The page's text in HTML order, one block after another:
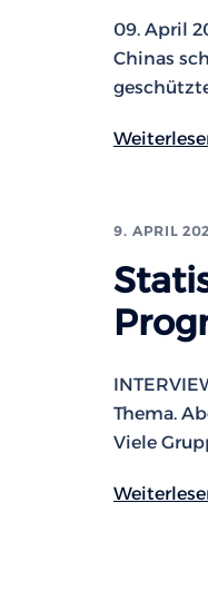
09. April
Chinas
9. APRIL
Thema.
Viele